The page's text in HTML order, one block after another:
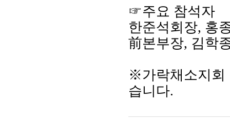
☞주요 참석자
한준석회장, 홍
前본부장, 김학
※가락채소지회
습니다.